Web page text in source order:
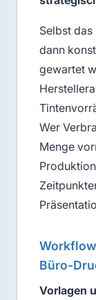
Selbst
dann
gewartet
Wer
Menge
Büro-
Vorlagen